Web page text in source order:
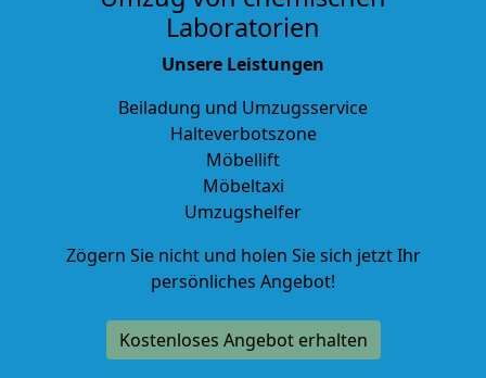
Laboratorien
Unsere Leistungen
Beiladung und Umzugsservice
Halteverbotszone
Möbellift
Möbeltaxi
Umzugshelfer
Zögern Sie nicht und holen Sie sich jetzt Ihr
persönliches Angebot!
Kostenloses Angebot erhalten